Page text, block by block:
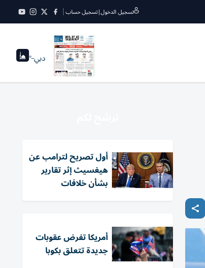
تسجيل الدخول|تسجيل حساب
دبي--°
أول تصريح لترامب عن
هيغسيث إثر تقارير
بشأن خلافات
أمريكا تفرض عقوبات
جديدة تتعلق بكوبا